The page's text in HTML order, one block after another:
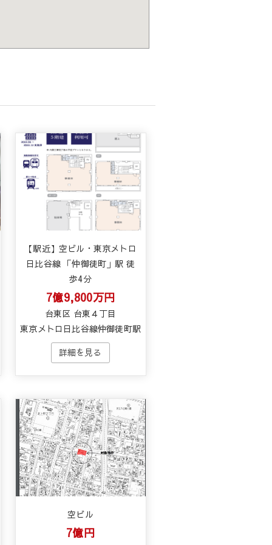
【駅近】空ビル・東京メトロ
日比谷線 「仲御徒町」駅 徒
歩4分
7億9,800万円
台東区 台東４丁目
東京メトロ日比谷線仲御徒町駅
空ビル
7億円